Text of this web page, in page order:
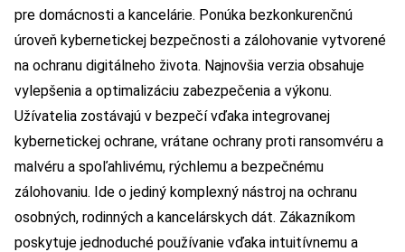
pre domácnosti a kancelárie. Ponúka bezkonkurenčnú
úroveň kybernetickej bezpečnosti a zálohovanie vytvorené
na ochranu digitálneho života. Najnovšia verzia obsahuje
vylepšenia a optimalizáciu zabezpečenia a výkonu.
Užívatelia zostávajú v bezpečí vďaka integrovanej
kybernetickej ochrane, vrátane ochrany proti ransomvéru a
malvéru a spoľahlivému, rýchlemu a bezpečnému
zálohovaniu. Ide o jediný komplexný nástroj na ochranu
osobných, rodinných a kancelárskych dát. Zákazníkom
poskytuje jednoduché používanie vďaka intuitívnemu a